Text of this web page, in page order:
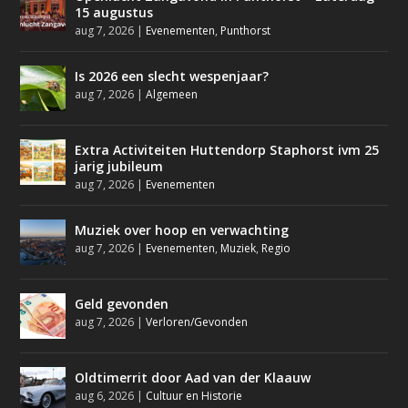
15 augustus
aug 7, 2026 | Evenementen, Punthorst
Is 2026 een slecht wespenjaar?
aug 7, 2026 |Algemeen
Extra Activiteiten Huttendorp Staphorst ivm 25
jarig jubileum
aug 7, 2026 | Evenementen
Muziek over hoop en verwachting
aug 7, 2026 | Evenementen, Muziek, Regio
Geld gevonden
aug 7, 2026 |Verloren/Gevonden
Oldtimerrit door Aad van der Klaauw
aug 6, 2026 | Cultuur en Historie